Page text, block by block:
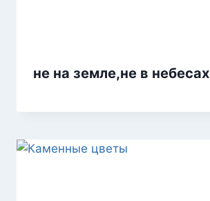
не на земле,не в небесах